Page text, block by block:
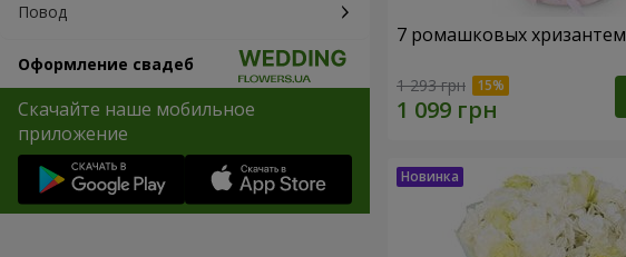
Повод
Оформление свадеб
Скачайте наше мобильное
приложение
7 ромашковых хризантем
1 293 грн